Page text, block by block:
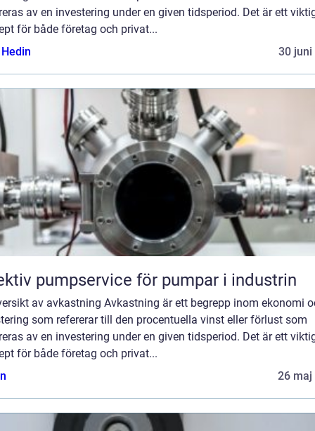
av en investering under en given tidsperiod. Det är ett
för både företag och privat...
30 juni
pumpservice för pumpar i industrin
av avkastning Avkastning är ett begrepp inom ekonomi
som refererar till den procentuella vinst eller förlust som
av en investering under en given tidsperiod. Det är ett
för både företag och privat...
26 maj